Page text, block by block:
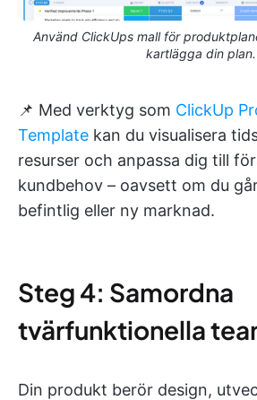
Använd ClickUps mall för
kartlägga din plan.
📌 Med verktyg som ClickUp
Template kan du visualisera
resurser och anpassa dig till
kundbehov – oavsett om du
befintlig eller ny marknad.
Steg 4: Samordna
tvärfunktionella
Din produkt berör design,